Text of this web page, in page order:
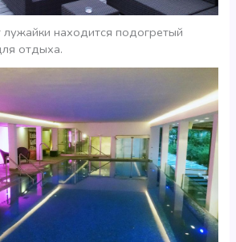
лужайки находится подогретый
отдыха.